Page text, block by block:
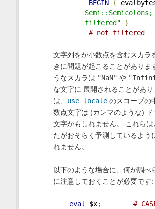
BEGIN {
Semi::Semicolons;
filtered"
}
# not filtered
文字列をが小数点を含むスカラ
きに問題が起こることがありま
うなスカラは "NaN" や
な文字に 展開されることがあり
は、 use localeのスコープの
数点文字は (カンマのような) ド
文字かもしれません。 これらは
たがおそらく予測しているよう
れません。
以下のような場合に、何が調べ
に注意しておくことが必要です:
eval $x;
#